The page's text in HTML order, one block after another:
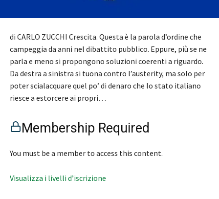
di CARLO ZUCCHI Crescita. Questa è la parola d’ordine che
campeggia da anni nel dibattito pubblico. Eppure, più se ne
parla e meno si propongono soluzioni coerenti a riguardo.
Da destra a sinistra si tuona contro l’austerity, ma solo per
poter scialacquare quel po’ di denaro che lo stato italiano
riesce a estorcere ai propri…
Membership Required
You must be a member to access this content.
Visualizza i livelli d’iscrizione